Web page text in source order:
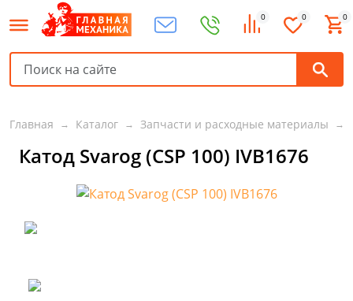
0 0 0
Главная Каталог Запчасти и расходные материалы
Катод Svarog (CSP 100) IVB1676